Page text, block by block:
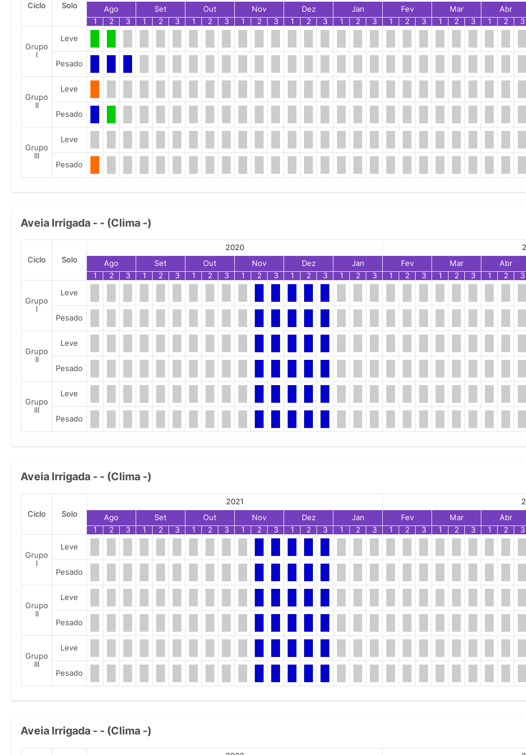
Ciclo Solo
Ago
Set Out Nov Dez Jan Fev Mar Abr
1
2 3 1 2 3 1 2 3 1 2 3 1 2 3 1 2 3 1 2 3 1 2 3 1 2 3
Grupo
I
Leve
Pesado
Grupo
II
Leve
Pesado
Grupo
III
Leve
Pesado
Aveia Irrigada - - (Clima -)
Ciclo Solo
2020
Ago
Set Out Nov Dez Jan Fev Mar Abr
1
2 3 1 2 3 1 2 3 1 2 3 1 2 3 1 2 3 1 2 3 1 2 3 1 2 3
Grupo
I
Leve
Pesado
Grupo
II
Leve
Pesado
Grupo
III
Leve
Pesado
Aveia Irrigada - - (Clima -)
Ciclo Solo
2021
Ago
Set Out Nov Dez Jan Fev Mar Abr
1
2 3 1 2 3 1 2 3 1 2 3 1 2 3 1 2 3 1 2 3 1 2 3 1 2 3
Grupo
I
Leve
Pesado
Grupo
II
Leve
Pesado
Grupo
III
Leve
Pesado
Aveia Irrigada - - (Clima -)